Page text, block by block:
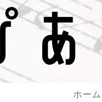
ホーム